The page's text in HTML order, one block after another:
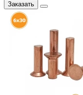
Заказать